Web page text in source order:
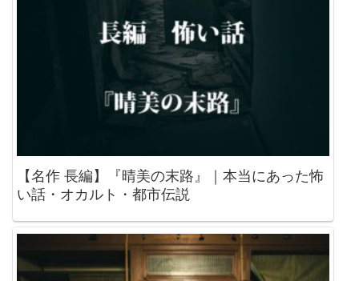
【名作 長編】『晴美の末路』｜本当にあった怖
い話・オカルト・都市伝説